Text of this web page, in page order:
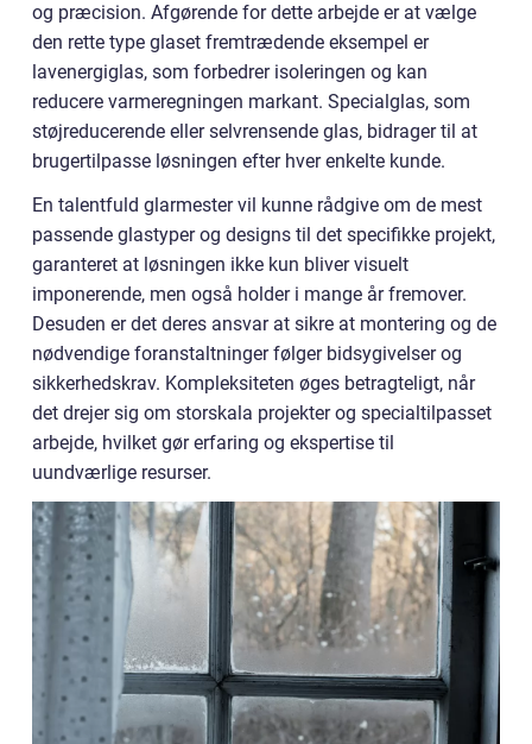
og præcision. Afgørende for dette arbejde er at vælge
den rette type glaset fremtrædende eksempel er
lavenergiglas, som forbedrer isoleringen og kan
reducere varmeregningen markant. Specialglas, som
støjreducerende eller selvrensende glas, bidrager til at
brugertilpasse løsningen efter hver enkelte kunde.
En talentfuld glarmester vil kunne rådgive om de mest
passende glastyper og designs til det specifikke projekt,
garanteret at løsningen ikke kun bliver visuelt
imponerende, men også holder i mange år fremover.
Desuden er det deres ansvar at sikre at montering og de
nødvendige foranstaltninger følger bidsygivelser og
sikkerhedskrav. Kompleksiteten øges betragteligt, når
det drejer sig om storskala projekter og specialtilpasset
arbejde, hvilket gør erfaring og ekspertise til
uundværlige resurser.